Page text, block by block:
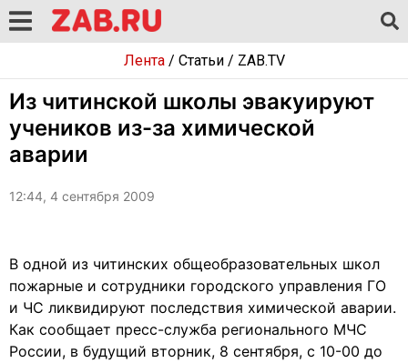
Лента/ Статьи/ ZAB.TV
Из читинской школы эвакуируют
учеников из-за химической
аварии
12:44, 4 сентября 2009
В одной из читинских общеобразовательных школ
пожарные и сотрудники городского управления ГО
и ЧС ликвидируют последствия химической аварии.
Как сообщает пресс-служба регионального МЧС
России, в будущий вторник, 8 сентября, с 10-00 до